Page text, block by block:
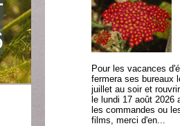
Pour les vacances
fermera ses bureaux
juillet au soir et
le lundi 17 août 2026
les commandes ou
films, merci d'en...